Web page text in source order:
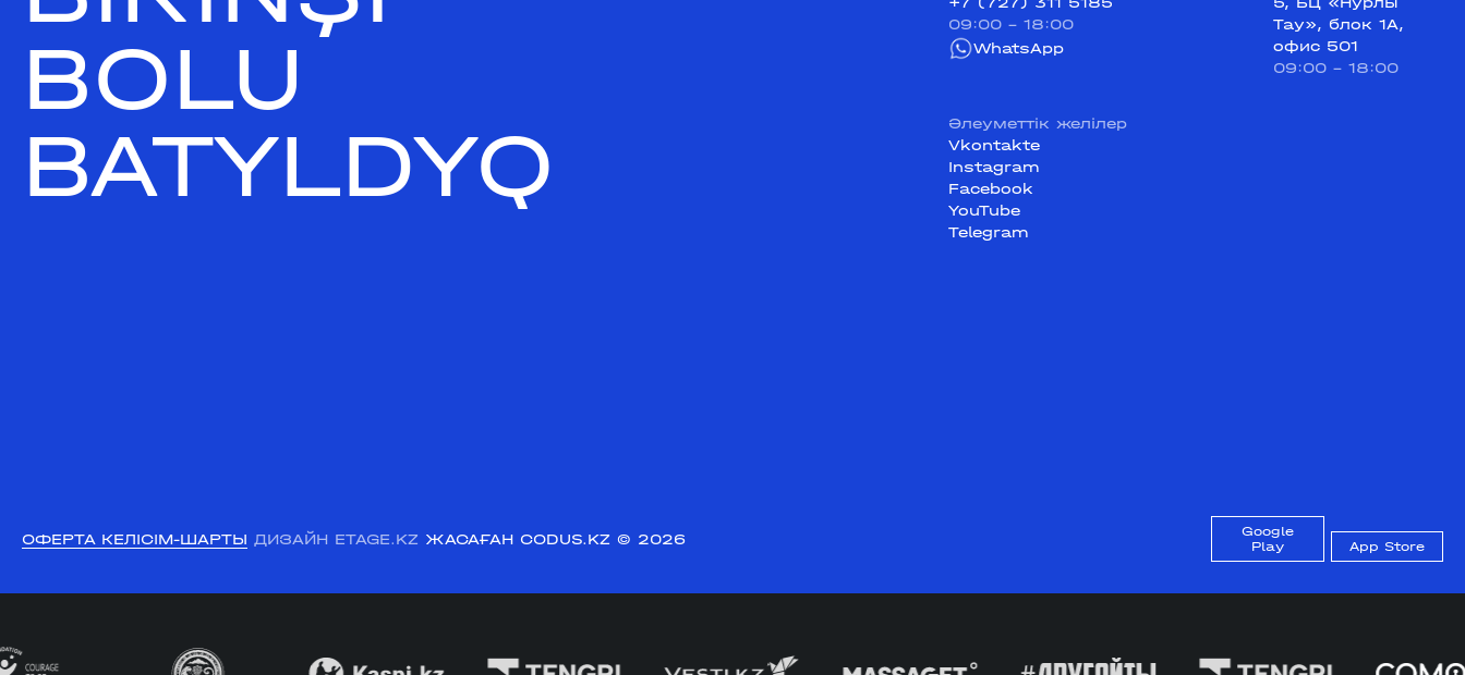
BOLU
BATYLDYQ
09:00 - 18:00
WhatsApp
Тау», блок 1А,
офис 501
09:00 - 18:00
Әлеуметтік желілер
Vkontakte
Instagram
Facebook
YouTube
Telegram
ОФЕРТА КЕЛІСІМ-ШАРТЫ ДИЗАЙН ETAGE.KZ ЖАСАҒАН CODUS.KZ © 2026
Google
Play
App Store